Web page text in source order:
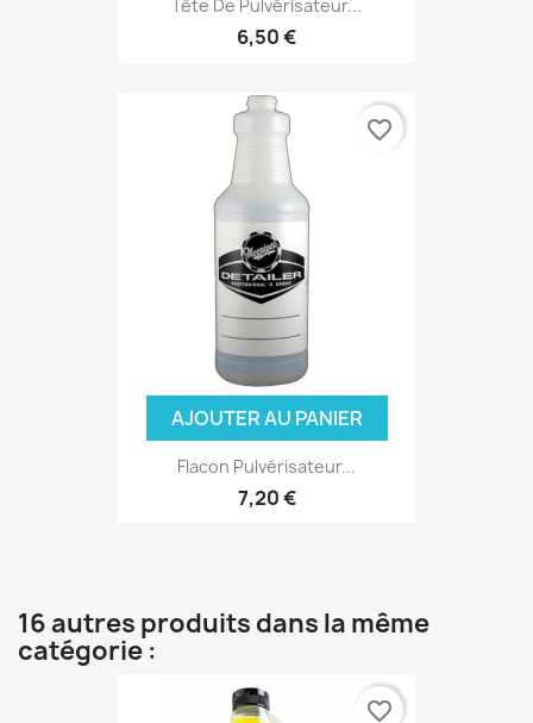
Tête De Pulvérisateur...
6,50 €
AJOUTER AU PANIER
Flacon Pulvérisateur...
7,20 €
favorite_border
16 autres produits dans la même
catégorie :
favorite_border